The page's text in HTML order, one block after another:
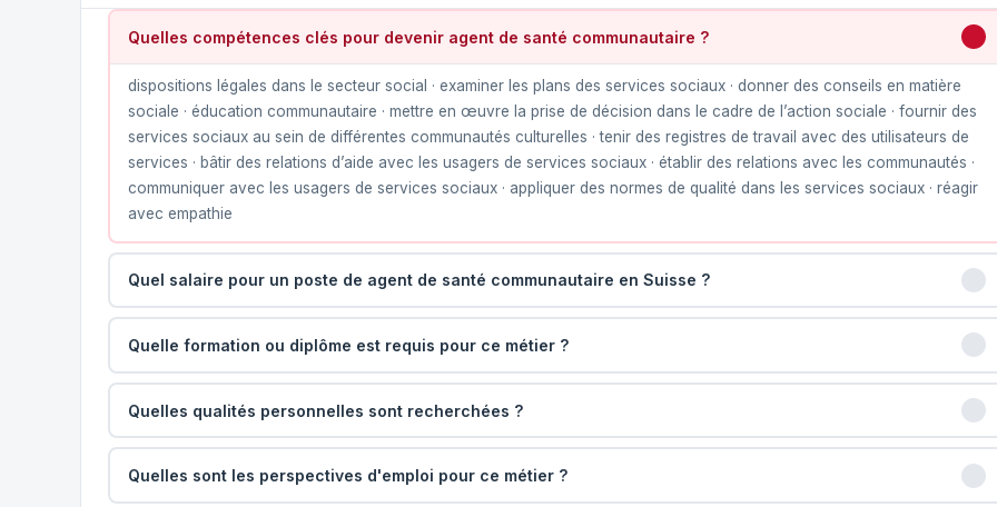
Quelles compétences clés pour devenir agent de santé communautaire ?
dispositions légales dans le secteur social · examiner les plans des services sociaux · donner des conseils en matière
sociale · éducation communautaire · mettre en œuvre la prise de décision dans le cadre de l’action sociale · fournir des
services sociaux au sein de différentes communautés culturelles · tenir des registres de travail avec des utilisateurs de
services · bâtir des relations d’aide avec les usagers de services sociaux · établir des relations avec les communautés ·
communiquer avec les usagers de services sociaux · appliquer des normes de qualité dans les services sociaux · réagir
avec empathie
Quel salaire pour un poste de agent de santé communautaire en Suisse ?
Quelle formation ou diplôme est requis pour ce métier ?
Quelles qualités personnelles sont recherchées ?
Quelles sont les perspectives d'emploi pour ce métier ?